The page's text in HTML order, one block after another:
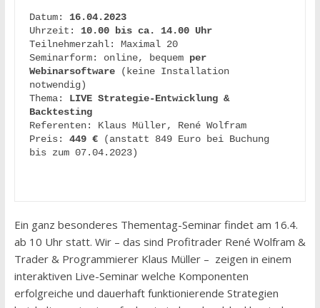
Datum: 16.04.2023
Uhrzeit: 10.00 bis ca. 14.00 Uhr
Teilnehmerzahl: Maximal 20
Seminarform: online, bequem per
Webinarsoftware (keine Installation
notwendig)
Thema: LIVE Strategie-Entwicklung &
Backtesting
Referenten: Klaus Müller, René Wolfram
Preis: 449 €
(anstatt 849 Euro bei Buchung
bis zum 07.04.2023)
Ein ganz besonderes Thementag-Seminar findet am 16.4.
ab 10 Uhr statt. Wir – das sind Profitrader René Wolfram &
Trader & Programmierer Klaus Müller – zeigen in einem
interaktiven Live-Seminar welche Komponenten
erfolgreiche und dauerhaft funktionierende Strategien